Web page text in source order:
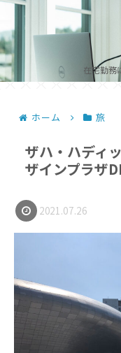
在宅勤務
ホーム 旅
ザハ・ハディ
ザインプラザ
2021.07.26